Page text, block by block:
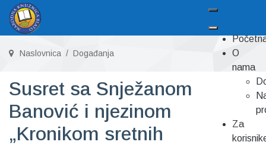
O
nama
Za
Naslovnica Događanja
Susret sa Snježanom
Banović i njezinom
„Kronikom sretnih